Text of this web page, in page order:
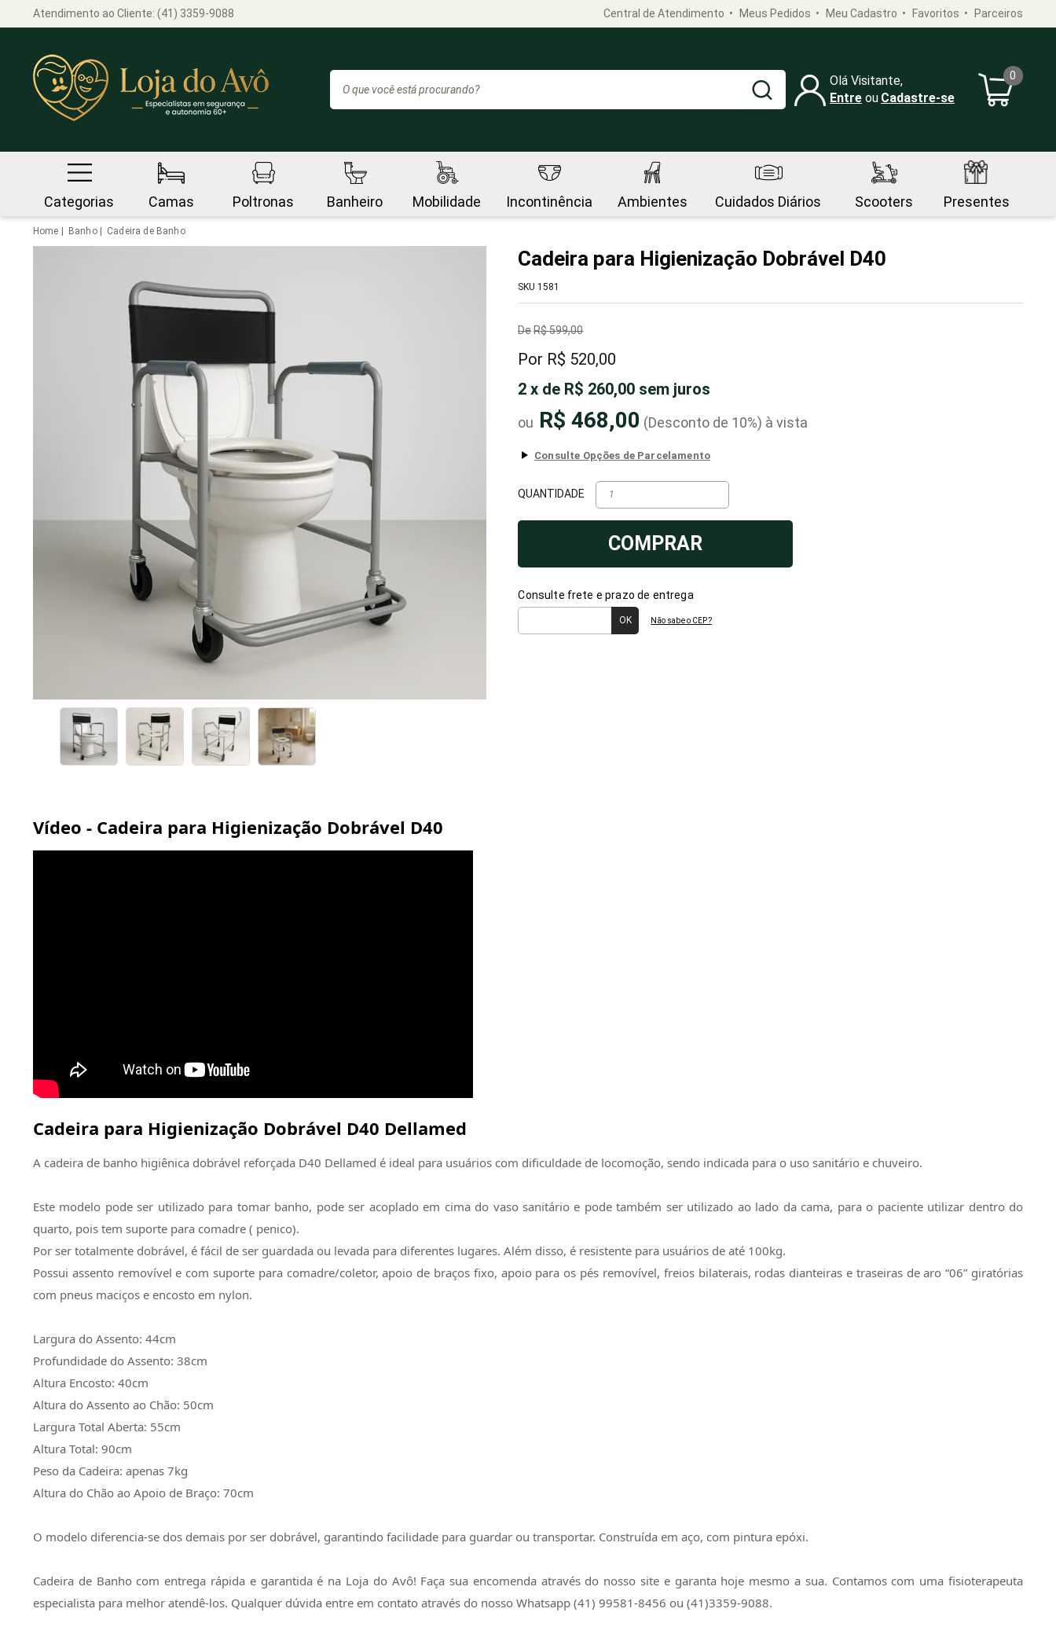
Atendimento ao Cliente: (41) 3359-9088 Central de Atendimento Meus Pedidos Meu Cadastro Favoritos Parceiros
0
Olá Visitante,
Entre
Cadastre-se
Categorias Camas Poltronas Banheiro Mobilidade Incontinência Ambientes Cuidados Diários Scooters Presentes
Home Banho Cadeira de Banho
Cadeira para Higienização Dobrável D40
SKU 1581
R$ 599,00
R$ 520,00
2 x de R$ 260,00 sem juros
R$ 468,00 (Desconto de 10%)
QUANTIDADE
COMPRAR
Consulte frete e prazo de entrega
Não sabe o CEP?
Vídeo - Cadeira para Higienização Dobrável D40
Cadeira para Higienização Dobrável D40 Dellamed
A cadeira de banho higiênica dobrável reforçada D40 Dellamed é ideal para usuários com dificuldade de locomoção, sendo indicada para o uso sanitário e chuveiro.
Este modelo pode ser utilizado para tomar banho, pode ser acoplado em cima do vaso sanitário e pode também ser utilizado ao lado da cama, para o paciente utilizar dentro do
quarto, pois tem suporte para comadre ( penico).
Por ser totalmente dobrável, é fácil de ser guardada ou levada para diferentes lugares. Além disso, é resistente para usuários de até 100kg.
Possui assento removível e com suporte para comadre/coletor, apoio de braços fixo, apoio para os pés removível, freios bilaterais, rodas dianteiras e traseiras de aro “06” giratórias
com pneus maciços e encosto em nylon.
Largura do Assento: 44cm
Profundidade do Assento: 38cm
Altura Encosto: 40cm
Altura do Assento ao Chão: 50cm
Largura Total Aberta: 55cm
Altura Total: 90cm
Peso da Cadeira: apenas 7kg
Altura do Chão ao Apoio de Braço: 70cm
O modelo diferencia-se dos demais por ser dobrável, garantindo facilidade para guardar ou transportar. Construída em aço, com pintura epóxi.
Cadeira de Banho com entrega rápida e garantida é na Loja do Avô! Faça sua encomenda através do nosso site e garanta hoje mesmo a sua. Contamos com uma fisioterapeuta
especialista para melhor atendê-los. Qualquer dúvida entre em contato através do nosso Whatsapp (41) 99581-8456 ou (41)3359-9088.